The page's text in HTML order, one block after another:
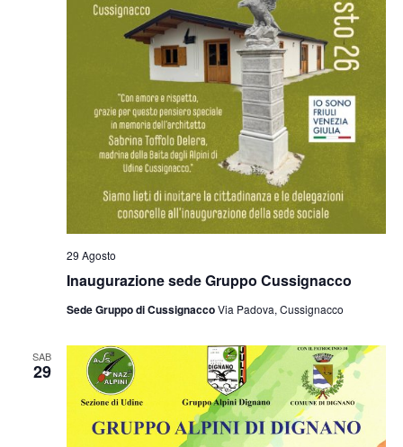
Inaugurazione sede Gruppo Cussignacco
29 Agosto
Sede Gruppo di CussignaccoVia Padova, Cussignacco
SAB
29